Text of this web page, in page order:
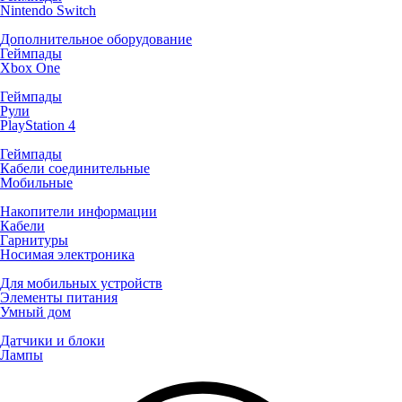
Nintendo Switch
Дополнительное оборудование
Геймпады
Xbox One
Геймпады
Рули
PlayStation 4
Геймпады
Кабели соединительные
Мобильные
Накопители информации
Кабели
Гарнитуры
Носимая электроника
Для мобильных устройств
Элементы питания
Умный дом
Датчики и блоки
Лампы